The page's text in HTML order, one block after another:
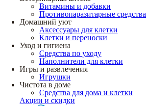
Витамины и добавки
Противопаразитарные средства
Домашний уют
Аксессуары для клетки
Клетки и переноски
Уход и гигиена
Средства по уходу
Наполнители для клетки
Игры и развлечения
Игрушки
Чистота в доме
Средства для дома и клетки
Акции и скидки